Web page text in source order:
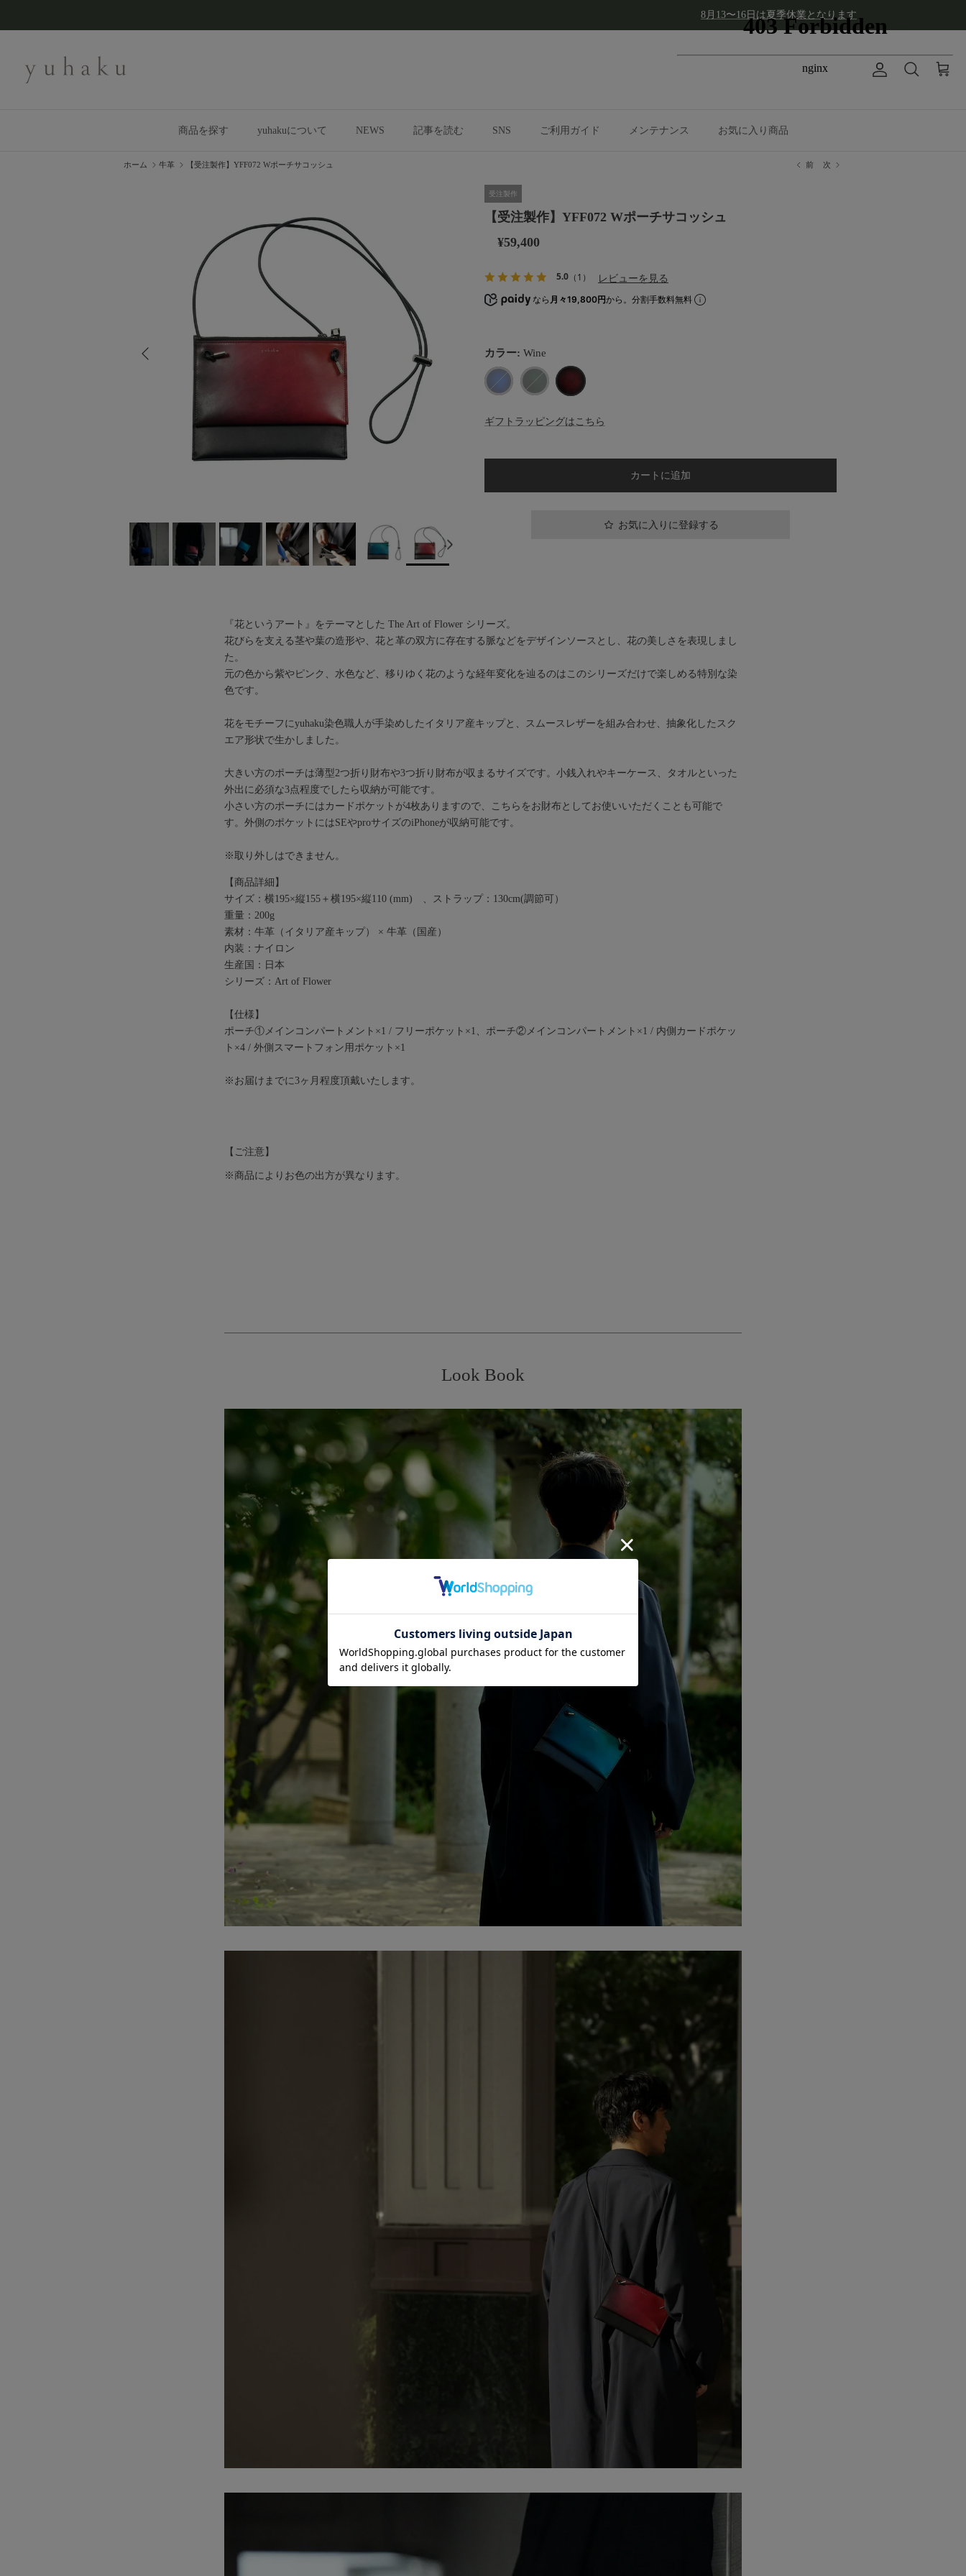
8月13〜16日は夏季休業となります
アカウント
検索 カート
商品を探す yuhakuについて NEWS 記事を読む SNS ご利用ガイド メンテナンス お気に入り商品
ホーム 牛革 【受注製作】YFF072 Wポーチサコッシュ 前 次
受注製作
【受注製作】YFF072 Wポーチサコッシュ
¥59,400
5.0 （1） レビューを見る
なら 月々19,800円から。分割手数料無料
カラー: Wine
ギフトラッピングはこちら
カートに追加
お気に入りに登録する
『花というアート』をテーマとした The Art of Flower シリーズ。
花びらを支える茎や葉の造形や、花と革の双方に存在する脈などをデザインソースとし、花の美しさを表現しまし
た。
元の色から紫やピンク、水色など、移りゆく花のような経年変化を辿るのはこのシリーズだけで楽しめる特別な染
色です。
花をモチーフにyuhaku染色職人が手染めしたイタリア産キップと、スムースレザーを組み合わせ、抽象化したスク
エア形状で生かしました。
大きい方のポーチは薄型2つ折り財布や3つ折り財布が収まるサイズです。小銭入れやキーケース、タオルといった
外出に必須な3点程度でしたら収納が可能です。
小さい方のポーチにはカードポケットが4枚ありますので、こちらをお財布としてお使いいただくことも可能で
す。外側のポケットにはSEやproサイズのiPhoneが収納可能です。
※取り外しはできません。
【商品詳細】
サイズ：横195×縦155＋横195×縦110 (mm) 、ストラップ：130cm(調節可）
重量：200g
素材：牛革（イタリア産キップ） × 牛革（国産）
内装：ナイロン
生産国：日本
シリーズ：Art of Flower
【仕様】
ポーチ①メインコンパートメント×1 / フリーポケット×1、ポーチ②メインコンパートメント×1 / 内側カードポケッ
ト×4 / 外側スマートフォン用ポケット×1
※お届けまでに3ヶ月程度頂戴いたします。
【ご注意】
※商品によりお色の出方が異なります。
Look Book